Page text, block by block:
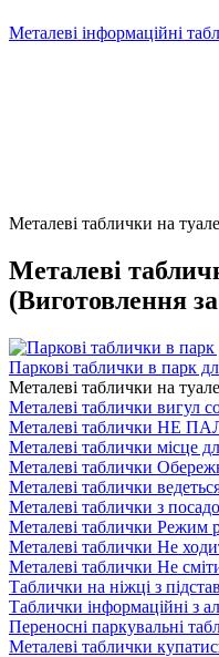
Металеві інформаційні
Металеві таблички на
Металеві
(Виготовлення
Паркові таблички в парк
Металеві таблички на
Металеві таблички
Металеві таблички НЕ
Металеві таблички місце
Металеві таблички
Металеві таблички
Металеві таблички з
Металеві таблички Режим
Металеві таблички Не
Металеві таблички Не
Таблички на ніжці з
Таблички інформаційні з
Переносні паркувальні
Металеві таблички